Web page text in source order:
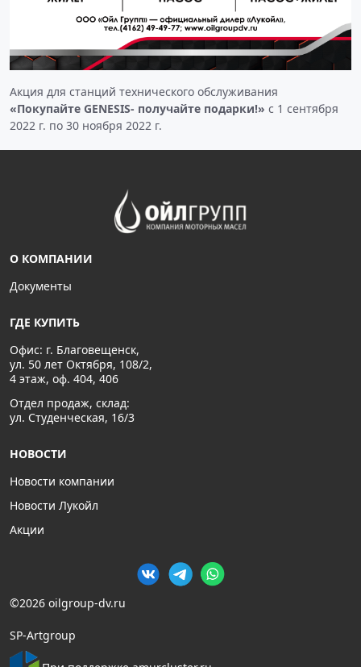
Акция для станций технического обслуживания
«Покупайте GENESIS- получайте подарки!» с 1 сентября
2022 г. по 30 ноября 2022 г.
О КОМПАНИИ
Документы
ГДЕ КУПИТЬ
Офис: г. Благовещенск,
ул. 50 лет Октября, 108/2,
4 этаж, оф. 404, 406
Отдел продаж, склад:
ул. Студенческая, 16/3
НОВОСТИ
Новости компании
Новости Лукойл
Акции
©2026 oilgroup-dv.ru
SP-Artgroup